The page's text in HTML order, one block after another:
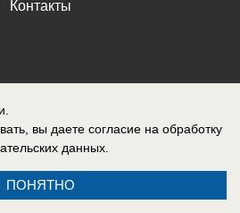
Контакты
вы даете согласие на обработку
данных.
ПОНЯТНО